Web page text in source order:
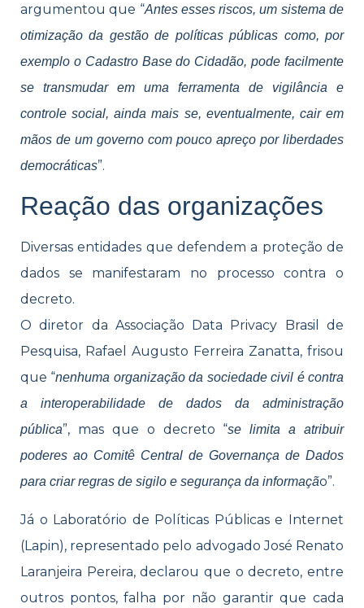
argumentou que “Antes esses riscos, um sistema de
otimização da gestão de políticas públicas como, por
exemplo o Cadastro Base do Cidadão, pode facilmente
se transmudar em uma ferramenta de vigilância e
controle social, ainda mais se, eventualmente, cair em
mãos de um governo com pouco apreço por liberdades
democráticas”.
Reação das organizações
Diversas entidades que defendem a proteção de
dados se manifestaram no processo contra o
decreto.
O diretor da Associação Data Privacy Brasil de
Pesquisa, Rafael Augusto Ferreira Zanatta, frisou
que “nenhuma organização da sociedade civil é contra
a interoperabilidade de dados da administração
pública”, mas que o decreto “se limita a atribuir
poderes ao Comitê Central de Governança de Dados
para criar regras de sigilo e segurança da informação”.
Já o Laboratório de Políticas Públicas e Internet
(Lapin), representado pelo advogado José Renato
Laranjeira Pereira, declarou que o decreto, entre
outros pontos, falha por não garantir que cada